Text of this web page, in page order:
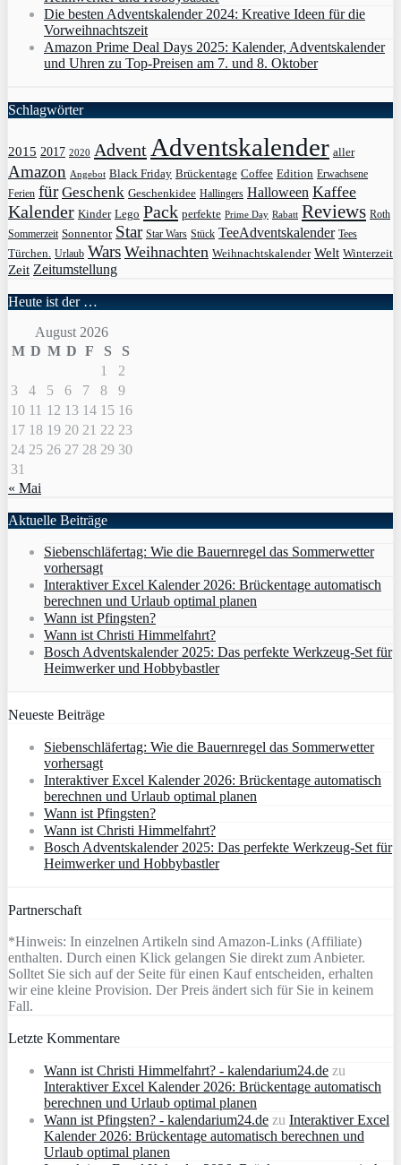
Die besten Adventskalender 2024: Kreative Ideen für die
Vorweihnachtszeit
Amazon Prime Deal Days 2025: Kalender, Adventskalender
und Uhren zu Top-Preisen am 7. und 8. Oktober
Schlagwörter
2015 2017 2020 AdventAdventskalender aller
Amazon Angebot Black Friday Brückentage Coffee Edition Erwachsene
Ferien für Geschenk Geschenkidee Hallingers Halloween Kaffee
Kalender Kinder Lego Pack perfekte Prime Day Rabatt Reviews Roth
Sommerzeit Sonnentor Star Star Wars Stück TeeAdventskalender Tees
Türchen. Urlaub Wars Weihnachten Weihnachtskalender Welt Winterzeit
Zeit Zeitumstellung
Heute ist der …
August 2026
M D M D F S
S
1
2
3
4 5 6 7 8
9
10 11 12 13 14 15 16
17 18 19 20 21 22 23
24 25 26 27 28 29 30
31
« Mai
Aktuelle Beiträge
Siebenschläfertag: Wie die Bauernregel das Sommerwetter
vorhersagt
Interaktiver Excel Kalender 2026: Brückentage automatisch
berechnen und Urlaub optimal planen
Wann ist Pfingsten?
Wann ist Christi Himmelfahrt?
Bosch Adventskalender 2025: Das perfekte Werkzeug-Set für
Heimwerker und Hobbybastler
Neueste Beiträge
Siebenschläfertag: Wie die Bauernregel das Sommerwetter
vorhersagt
Interaktiver Excel Kalender 2026: Brückentage automatisch
berechnen und Urlaub optimal planen
Wann ist Pfingsten?
Wann ist Christi Himmelfahrt?
Bosch Adventskalender 2025: Das perfekte Werkzeug-Set für
Heimwerker und Hobbybastler
Partnerschaft
*Hinweis: In einzelnen Artikeln sind Amazon-Links (Affiliate)
enthalten. Durch einen Klick gelangen Sie direkt zum Anbieter.
Solltet Sie sich auf der Seite für einen Kauf entscheiden, erhalten
wir eine kleine Provision. Der Preis ändert sich für Sie in keinem
Fall.
Letzte Kommentare
Wann ist Christi Himmelfahrt? - kalendarium24.de zu
Interaktiver Excel Kalender 2026: Brückentage automatisch
berechnen und Urlaub optimal planen
Wann ist Pfingsten? - kalendarium24.de zu Interaktiver Excel
Kalender 2026: Brückentage automatisch berechnen und
Urlaub optimal planen